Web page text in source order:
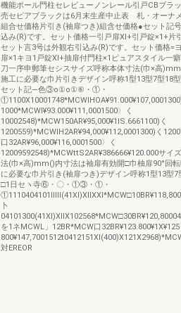
機能ポール門柱セレビューノンレール引戸CBブラ
売セピアブラックは6月末生産中止表 札・オーナ
組合せ価格片引き(袖扉つき)組含せ価格●セット記号
込み(R)です。セット価格一引戸扉Xl+引戸錠×1+片
セット言3号は外観右引込み(R)です。セット価格=
扉×1キヨ1戸錠Xl+抽扉付門柱×1ピュアスタイル一
刀一序申郵筆セシスサイズ呼称本体寸法(巾×高
施工に必要な巾片引きデザイン呼称1型13型7型18
セット記―色③o①o①⑥・①・
1000*MCWI¥93.000¥111,0001500〉く
10002548)*MCW150AR¥95,000¥1lS.6661100)く
1200559)*MCWIH2AR¥94,000¥112,0001300)く
口32AR¥96,000¥116,0001500〉く
12009592548)*MCWttS2AR¥386666¥120.000サイ
法(巾×高)mm()内寸法は袖扉有効開□巾柚扉90°回
に必要な巾片引き(袖扉つき)デザイン呼称1型13型7
□1日セヽ寺⑥・〇・①③・①・
卜
を1ネMCWL」12BR*MCW口32BR¥123.800¥1X¥125
対EREOR